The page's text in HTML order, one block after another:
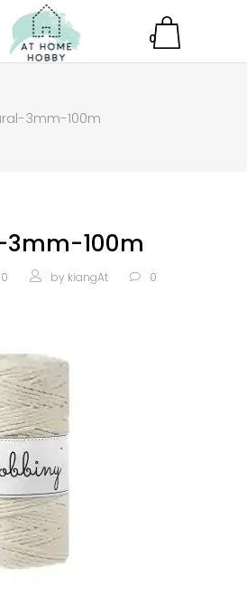
0
3mm-100m
100m
by kiangAt 0